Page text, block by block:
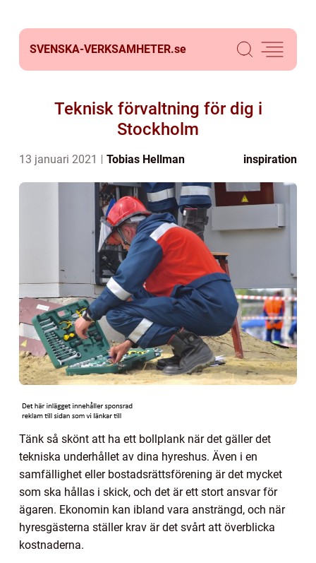
SVENSKA-VERKSAMHETER.se
Teknisk förvaltning för dig i
Stockholm
13 januari 2021 Tobias Hellman inspiration
Tänk så skönt att ha ett bollplank när det gäller det
tekniska underhållet av dina hyreshus. Även i en
samfällighet eller bostadsrättsförening är det mycket
som ska hållas i skick, och det är ett stort ansvar för
ägaren. Ekonomin kan ibland vara ansträngd, och när
hyresgästerna ställer krav är det svårt att överblicka
kostnaderna.